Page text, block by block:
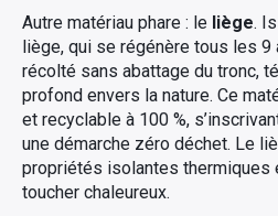
Autre matériau phare : le liège.
liège, qui se régénère tous les
récolté sans abattage du tronc,
profond envers la nature. Ce
et recyclable à 100 %,
une démarche zéro déchet. Le
propriétés isolantes thermiques
toucher chaleureux.